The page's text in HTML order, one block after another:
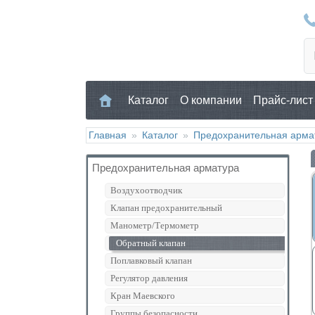
Каталог О компании Прайс-лист
Главная » Каталог » Предохранительная
Предохранительная арматура
Воздухоотводчик
Клапан предохранительный
Манометр/Термометр
Обратный клапан
Поплавковый клапан
Регулятор давления
Кран Маевского